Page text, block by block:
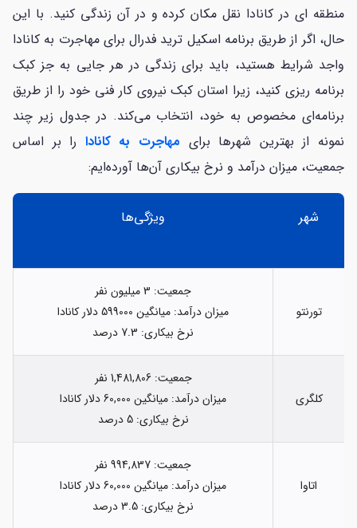
منطقه ای در کانادا نقل مکان کرده و در آن زندگی کنید. با این
حال، اگر از طریق برنامه اسکیل ترید فدرال برای مهاجرت به کانادا
واجد شرایط هستید، باید برای زندگی در هر جایی به جز کبک
برنامه ریزی کنید، زیرا استان کبک نیروی کار فنی خود را از طریق
برنامه‌ای مخصوص به خود، انتخاب می‌کند. در جدول زیر چند
نمونه از بهترین شهرها برای مهاجرت به کانادا را بر اساس
جمعیت، میزان درآمد و نرخ بیکاری آن‌ها آورده‌ایم:
شهر ویژگی‌ها
تورنتو
جمعیت: 3 میلیون نفر
میزان درآمد: میانگین 599000 دلار کانادا
نرخ بیکاری: 7.3 درصد
کلگری
جمعیت: 1,481,806 نفر
میزان درآمد: میانگین 60,000 دلار کانادا
نرخ بیکاری: 5 درصد
اتاوا
جمعیت: 994,837 نفر
میزان درآمد: میانگین 60,000 دلار کانادا
نرخ بیکاری: 3.5 درصد